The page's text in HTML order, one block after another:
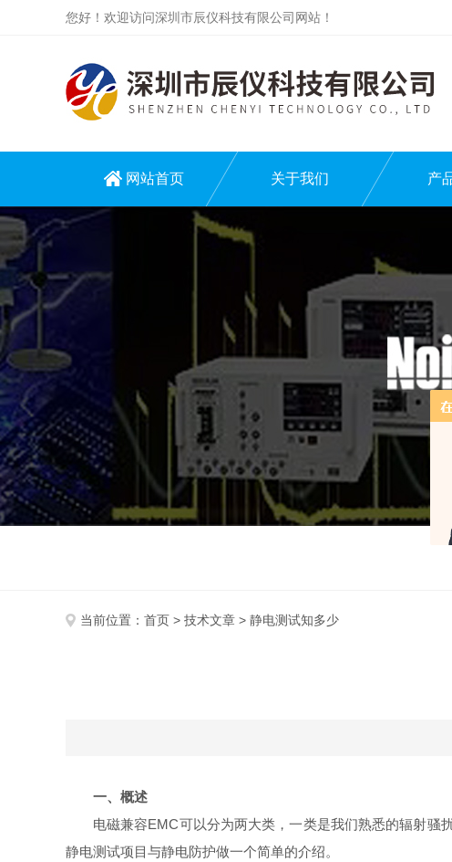
您好！欢迎访问深圳市辰仪科技有限公司网站！
网站首页 关于我们 产
当前位置： 首页 > 技术文章 > 静电测试知多少
一、概述
电磁兼容EMC可以分为两大类，一类是我们熟悉的辐射
静电测试项目与静电防护做一个简单的介绍。